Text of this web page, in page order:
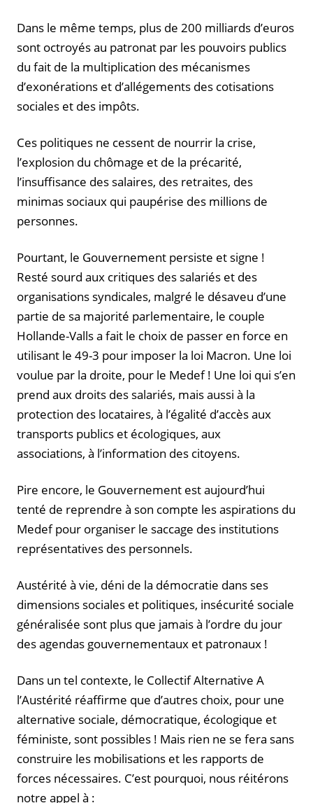
Dans le même temps, plus de 200 milliards d’euros
sont octroyés au patronat par les pouvoirs publics
du fait de la multiplication des mécanismes
d’exonérations et d’allégements des cotisations
sociales et des impôts.
Ces politiques ne cessent de nourrir la crise,
l’explosion du chômage et de la précarité,
l’insuffisance des salaires, des retraites, des
minimas sociaux qui paupérise des millions de
personnes.
Pourtant, le Gouvernement persiste et signe !
Resté sourd aux critiques des salariés et des
organisations syndicales, malgré le désaveu d’une
partie de sa majorité parlementaire, le couple
Hollande-Valls a fait le choix de passer en force en
utilisant le 49-3 pour imposer la loi Macron. Une loi
voulue par la droite, pour le Medef ! Une loi qui s’en
prend aux droits des salariés, mais aussi à la
protection des locataires, à l’égalité d’accès aux
transports publics et écologiques, aux
associations, à l’information des citoyens.
Pire encore, le Gouvernement est aujourd’hui
tenté de reprendre à son compte les aspirations du
Medef pour organiser le saccage des institutions
représentatives des personnels.
Austérité à vie, déni de la démocratie dans ses
dimensions sociales et politiques, insécurité sociale
généralisée sont plus que jamais à l’ordre du jour
des agendas gouvernementaux et patronaux !
Dans un tel contexte, le Collectif Alternative A
l’Austérité réaffirme que d’autres choix, pour une
alternative sociale, démocratique, écologique et
féministe, sont possibles ! Mais rien ne se fera sans
construire les mobilisations et les rapports de
forces nécessaires. C’est pourquoi, nous réitérons
notre appel à :